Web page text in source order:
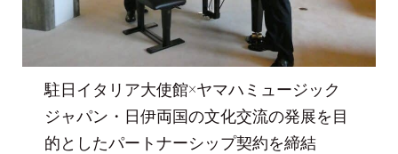
駐日イタリア大使館×ヤマハミュージック
ジャパン・日伊両国の文化交流の発展を目
的としたパートナーシップ契約を締結